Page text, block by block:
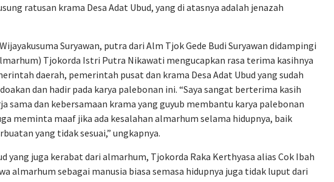
ratusan krama Desa Adat Ubud, yang di atasnya adalah jenazah
Suryawan, putra dari Alm Tjok Gede Budi Suryawan didampingi
Tjokorda Istri Putra Nikawati mengucapkan rasa terima kasihnya
daerah, pemerintah pusat dan krama Desa Adat Ubud yang sudah
dan hadir pada karya palebonan ini. “Saya sangat berterima kasih
sama dan kebersamaan krama yang guyub membantu karya palebonan
meminta maaf jika ada kesalahan almarhum selama hidupnya, baik
yang tidak sesuai,” ungkapnya.
yang juga kerabat dari almarhum, Tjokorda Raka Kerthyasa alias Cok Ibah
almarhum sebagai manusia biasa semasa hidupnya juga tidak luput dari